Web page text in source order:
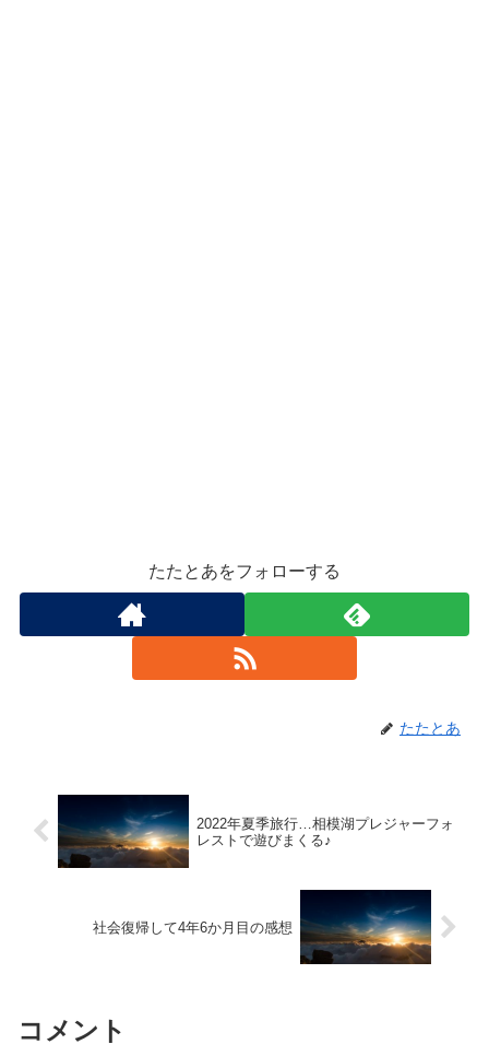
たたとあをフォローする
たたとあ
2022年夏季旅行…相模湖プレジャーフォ
レストで遊びまくる♪
社会復帰して4年6か月目の感想
コメント